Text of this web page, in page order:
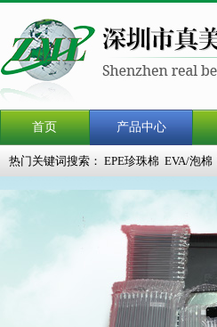
首页 产品中心
热门关键词搜索： EPE珍珠棉 EVA/泡棉